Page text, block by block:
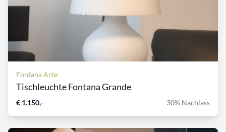
Fontana Arte
Tischleuchte Fontana Grande
€ 1.150,- 30% Nachlass